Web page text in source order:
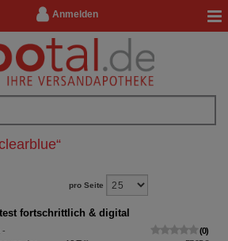
Anmelden
“
pro Seite
fortschrittlich & digital
-
0